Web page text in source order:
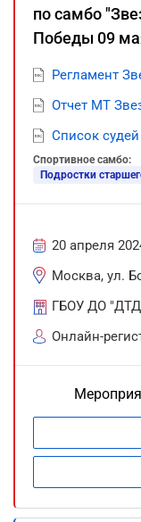
по самбо
Победы 09
Регламент
Отчет МТ
Список
Спортивное самбо:
Подростки
20 апреля
Москва, ул.
ГБОУ ДО
Онлайн-